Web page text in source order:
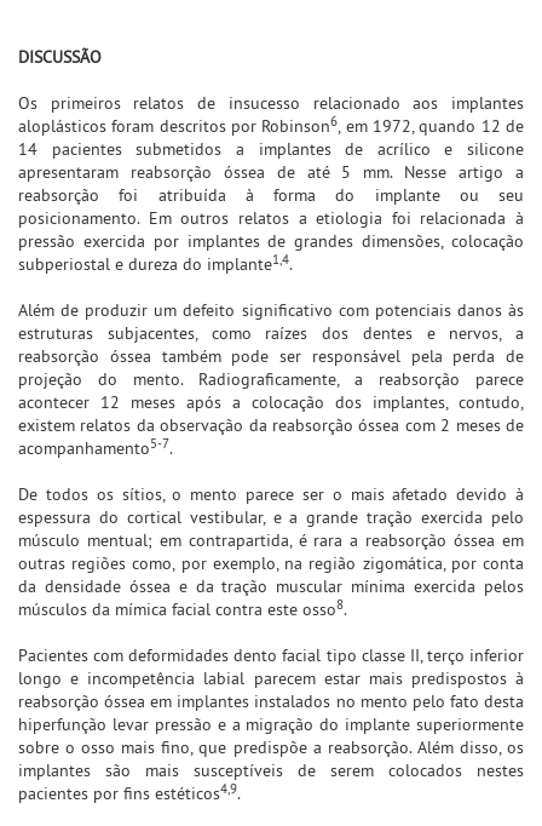
DISCUSSÃO
Os primeiros relatos de insucesso relacionado aos implantes
aloplásticos foram descritos por Robinson6, em 1972, quando 12 de
14 pacientes submetidos a implantes de acrílico e silicone
apresentaram reabsorção óssea de até 5 mm. Nesse artigo a
reabsorção foi atribuída à forma do implante ou seu
posicionamento. Em outros relatos a etiologia foi relacionada à
pressão exercida por implantes de grandes dimensões, colocação
subperiostal e dureza do implante1,4.
Além de produzir um defeito significativo com potenciais danos às
estruturas subjacentes, como raízes dos dentes e nervos, a
reabsorção óssea também pode ser responsável pela perda de
projeção do mento. Radiograficamente, a reabsorção parece
acontecer 12 meses após a colocação dos implantes, contudo,
existem relatos da observação da reabsorção óssea com 2 meses de
acompanhamento5-7.
De todos os sítios, o mento parece ser o mais afetado devido à
espessura do cortical vestibular, e a grande tração exercida pelo
músculo mentual; em contrapartida, é rara a reabsorção óssea em
outras regiões como, por exemplo, na região zigomática, por conta
da densidade óssea e da tração muscular mínima exercida pelos
músculos da mímica facial contra este osso8.
Pacientes com deformidades dento facial tipo classe II, terço inferior
longo e incompetência labial parecem estar mais predispostos à
reabsorção óssea em implantes instalados no mento pelo fato desta
hiperfunção levar pressão e a migração do implante superiormente
sobre o osso mais fino, que predispõe a reabsorção. Além disso, os
implantes são mais susceptíveis de serem colocados nestes
pacientes por fins estéticos4,9.